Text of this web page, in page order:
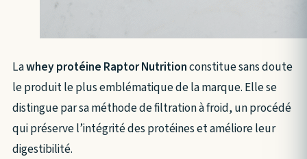
Lawhey protéine Raptor Nutritionconstitue sans doute
le produit le plus emblématique de la marque. Elle se
distingue par sa méthode de filtration à froid, un procédé
qui préserve l’intégrité des protéines et améliore leur
digestibilité.